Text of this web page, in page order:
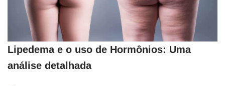
Lipedema e o uso de Hormônios: Uma
análise detalhada